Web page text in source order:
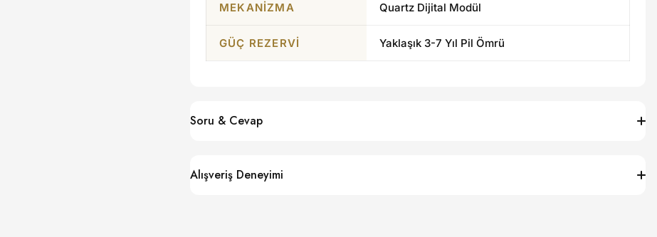
MEKANIZMA Quartz Dijital Modül
GÜÇ REZERVI Yaklaşık 3-7 Yıl Pil Ömrü
Soru & Cevap
Alışveriş Deneyimi